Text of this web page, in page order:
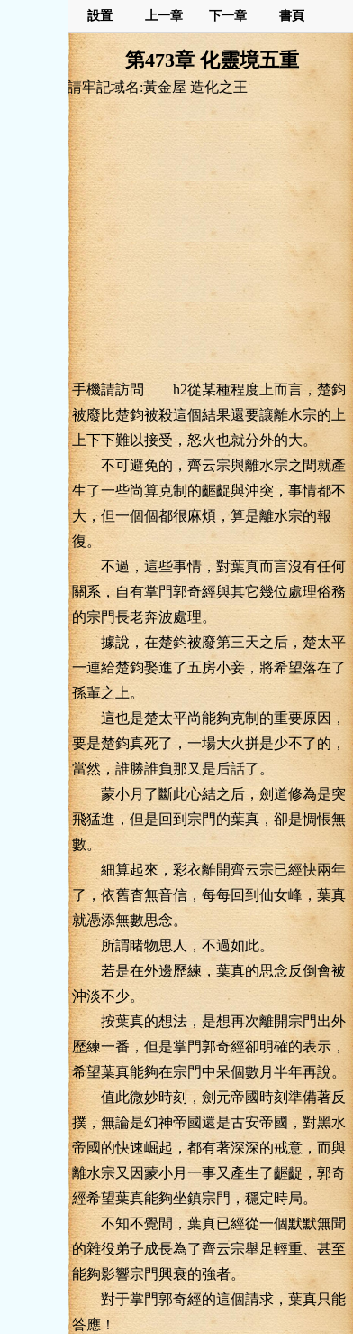
設置 上一章 下一章 書頁
第473章 化靈境五重
請牢記域名:黃金屋 造化之王
手機請訪問 h2從某種程度上而言，楚鈞
被廢比楚鈞被殺這個結果還要讓離水宗的上
上下下難以接受，怒火也就分外的大。
不可避免的，齊云宗與離水宗之間就產
生了一些尚算克制的齷齪與沖突，事情都不
大，但一個個都很麻煩，算是離水宗的報
復。
不過，這些事情，對葉真而言沒有任何
關系，自有掌門郭奇經與其它幾位處理俗務
的宗門長老奔波處理。
據說，在楚鈞被廢第三天之后，楚太平
一連給楚鈞娶進了五房小妾，將希望落在了
孫輩之上。
這也是楚太平尚能夠克制的重要原因，
要是楚鈞真死了，一場大火拼是少不了的，
當然，誰勝誰負那又是后話了。
蒙小月了斷此心結之后，劍道修為是突
飛猛進，但是回到宗門的葉真，卻是惆悵無
數。
細算起來，彩衣離開齊云宗已經快兩年
了，依舊杳無音信，每每回到仙女峰，葉真
就憑添無數思念。
所謂睹物思人，不過如此。
若是在外邊歷練，葉真的思念反倒會被
沖淡不少。
按葉真的想法，是想再次離開宗門出外
歷練一番，但是掌門郭奇經卻明確的表示，
希望葉真能夠在宗門中呆個數月半年再說。
值此微妙時刻，劍元帝國時刻準備著反
撲，無論是幻神帝國還是古安帝國，對黑水
帝國的快速崛起，都有著深深的戒意，而與
離水宗又因蒙小月一事又產生了齷齪，郭奇
經希望葉真能夠坐鎮宗門，穩定時局。
不知不覺間，葉真已經從一個默默無聞
的雜役弟子成長為了齊云宗舉足輕重、甚至
能夠影響宗門興衰的強者。
對于掌門郭奇經的這個請求，葉真只能
答應！